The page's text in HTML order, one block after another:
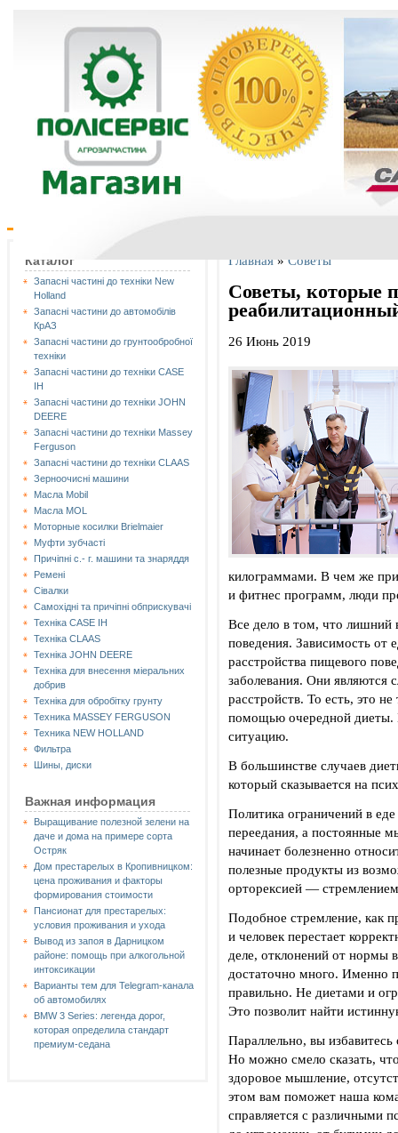
Каталог
Запасні частині до техніки New
Holland
Запасні частини до автомобілів
КрАЗ
Запасні частини до грунтообробної
техніки
Запасні частини до техніки CASE
IH
Запасні частини до техніки JOHN
DEERE
Запасні частини до техніки Massey
Ferguson
Запасні частини до техніки СLAAS
Зерноочисні машини
Масла Mobil
Масла MOL
Моторные косилки Brielmaier
Муфти зубчасті
Причіпні с.- г. машини та знаряддя
Ремені
Сівалки
Самохідні та причіпні обприскувачі
Техніка CASE IH
Техніка CLAAS
Техніка JOHN DEERE
Техніка для внесення міеральних
добрив
Техніка для обробітку грунту
Техника MASSEY FERGUSON
Техника NEW HOLLAND
Фильтра
Шины, диски
Важная информация
Выращивание полезной зелени на
даче и дома на примере сорта
Остряк
Дом престарелых в Кропивницком:
цена проживания и факторы
формирования стоимости
Пансионат для престарелых:
условия проживания и ухода
Вывод из запоя в Дарницком
районе: помощь при алкогольной
интоксикации
Варианты тем для Telegram-канала
об автомобилях
BMW 3 Series: легенда дорог,
которая определила стандарт
премиум-седана
Главная»Советы
Советы, которые
26 Июнь 2019
килограммами. В чем же
и фитнес программ, люди
Все дело в том, что лишний
поведения. Зависимость
расстройства пищевого
заболевания. Они являются
расстройств. То есть, это
помощью очередной диеты.
ситуацию.
В большинстве случаев
который сказывается на
Политика ограничений в
переедания, а постоянные
начинает болезненно
полезные продукты из
орторексией —
Подобное стремление, как
и человек перестает
деле, отклонений от нормы
достаточно много. Именно
правильно. Не диетами и
Это позволит найти
Параллельно, вы
Но можно смело сказать,
здоровое мышление,
этом вам поможет наша
справляется с различными